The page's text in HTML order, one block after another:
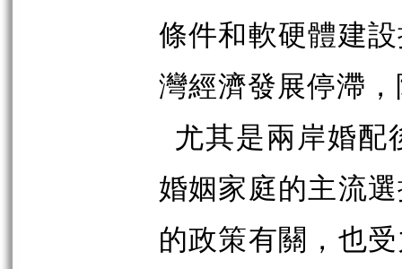
條件和軟硬體建
灣經濟發展停滯
尤其是兩岸婚配
婚姻家庭的主流
的政策有關，也